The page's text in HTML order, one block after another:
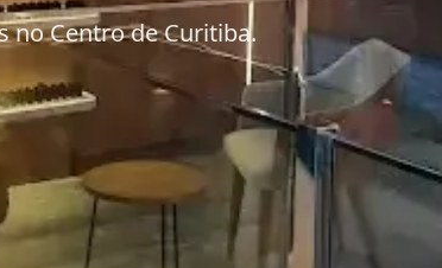
no Centro de Curitiba.